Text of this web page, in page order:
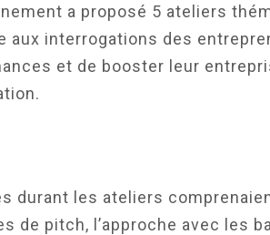
a proposé 5 ateliers
aux interrogations des
et de booster leur
durant les ateliers
de pitch, l’approche avec les